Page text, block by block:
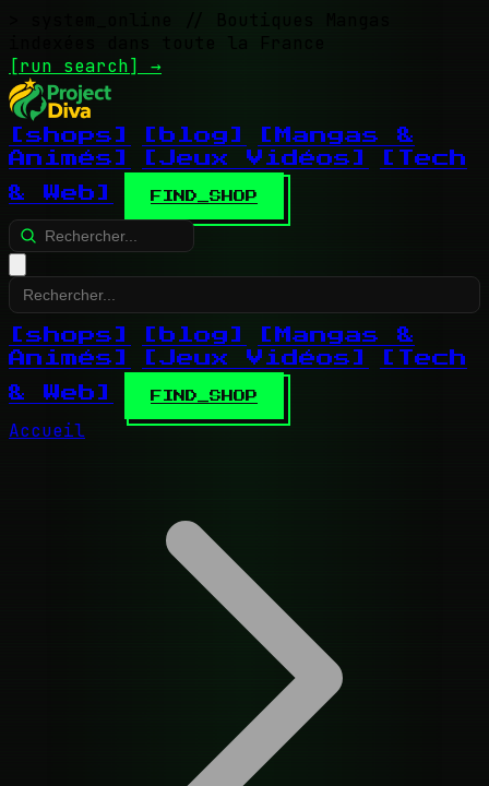
// Boutiques Mangas
indexées dans toute la France
[run search] →
[shops] [blog]
[Mangas &
Animés]
[Jeux Vidéos]
[Tech
& Web]
FIND_SHOP
[shops] [blog]
[Mangas &
Animés]
[Jeux Vidéos]
[Tech
& Web]
FIND_SHOP
Accueil